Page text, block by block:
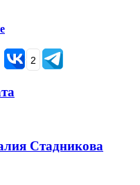
2
Стадникова